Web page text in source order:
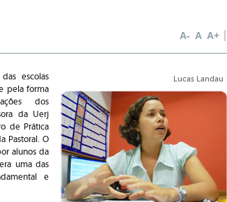
A- A A+
Lucas Landau
escolas
pela forma
dos
da Uerj
de Prática
Pastoral. O
alunos da
uma das
e